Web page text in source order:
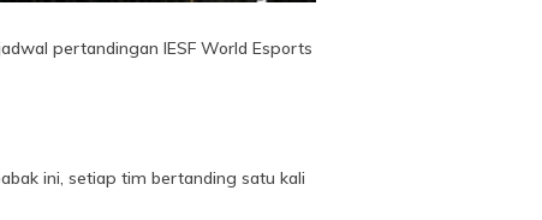
pertandingan IESF World Esports
ini, setiap tim bertanding satu kali